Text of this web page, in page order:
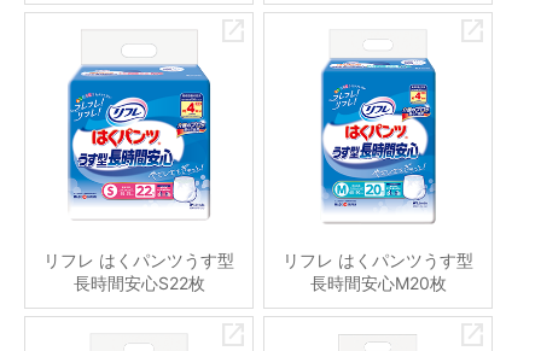
リフレ はくパンツうす型
長時間安心S22枚
リフレ はくパンツうす型
長時間安心M20枚